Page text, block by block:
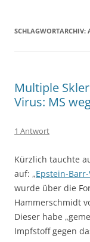
SCHLAGWORTARCHIV:
Multiple
Virus: MS
1 Antwort
Kürzlich tauchte
auf: „Epstein-
wurde über die
Hammerschmidt
Dieser habe
Impfstoff gegen